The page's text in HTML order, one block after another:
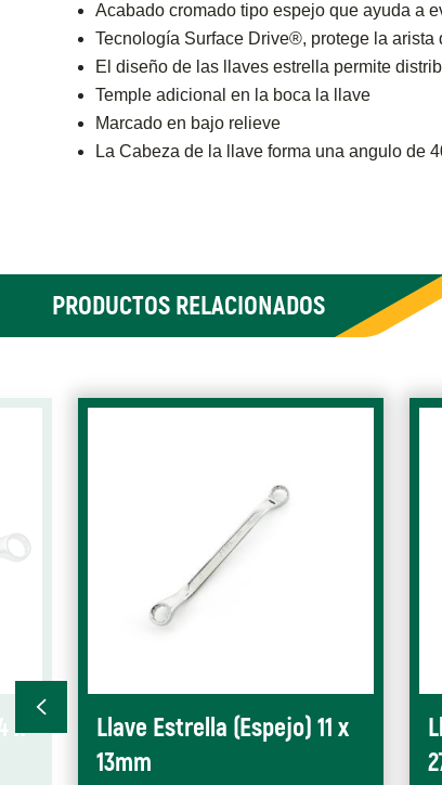
Acabado cromado tipo espejo que ayuda a
Tecnología Surface Drive®, protege la
El diseño de las llaves estrella permite
Temple adicional en la boca la llave
Marcado en bajo relieve
La Cabeza de la llave forma una angulo de
PRODUCTOS RELACIONADOS
x
Llave Estrella (Espejo) 11 x
13mm